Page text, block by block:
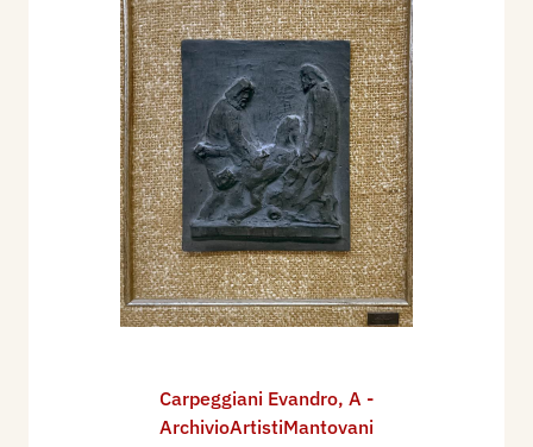
Carpeggiani Evandro, A -
ArchivioArtistiMantovani